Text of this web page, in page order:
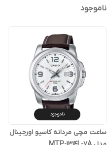
ناموجود
ناموجود
ساعت مچی مردانه کاسیو اورجینال